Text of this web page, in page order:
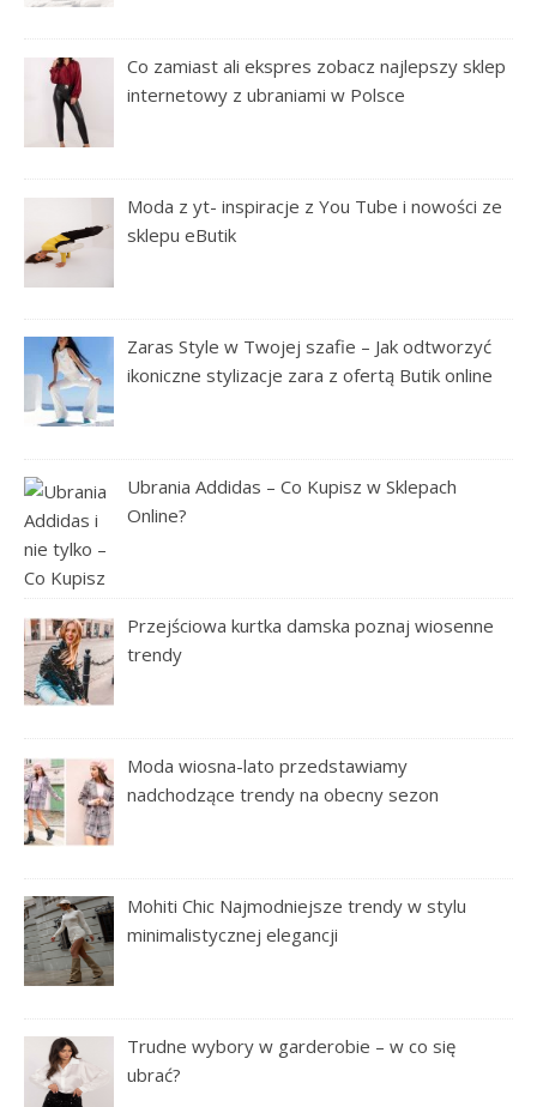
Co zamiast ali ekspres zobacz najlepszy sklep
internetowy z ubraniami w Polsce
Moda z yt- inspiracje z You Tube i nowości ze
sklepu eButik
Zaras Style w Twojej szafie – Jak odtworzyć
ikoniczne stylizacje zara z ofertą Butik online
Ubrania Addidas – Co Kupisz w Sklepach
Online?
Przejściowa kurtka damska poznaj wiosenne
trendy
Moda wiosna-lato przedstawiamy
nadchodzące trendy na obecny sezon
Mohiti Chic Najmodniejsze trendy w stylu
minimalistycznej elegancji
Trudne wybory w garderobie – w co się
ubrać?